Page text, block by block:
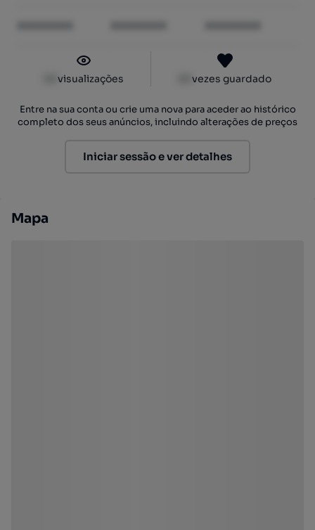
visualizações vezes guardado
Entre na sua conta ou crie uma nova para aceder ao histórico
completo dos seus anúncios, incluindo alterações de preços
Iniciar sessão e ver detalhes
Mapa